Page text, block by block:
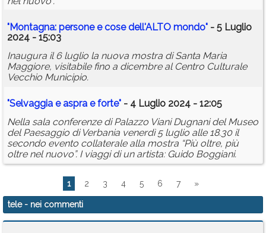
"Montagna: persone e cose dell'ALTO mondo" - 5 Luglio
2024 - 15:03
Inaugura il 6 luglio la nuova mostra di Santa Maria
Maggiore, visitabile fino a dicembre al Centro Culturale
Vecchio Municipio.
"Selvaggia e aspra e forte" - 4 Luglio 2024 - 12:05
Nella sala conferenze di Palazzo Viani Dugnani del Museo
del Paesaggio di Verbania venerdì 5 luglio alle 18.30 il
secondo evento collaterale alla mostra “Più oltre, più
oltre nel nuovo”. I viaggi di un artista: Guido Boggiani.
1 2 3 4 5 6 7 »
tele- nei commenti